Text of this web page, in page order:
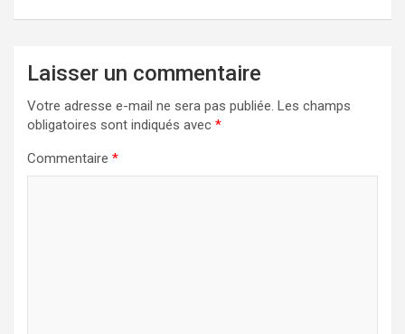
Laisser un commentaire
Votre adresse e-mail ne sera pas publiée. Les champs
obligatoires sont indiqués avec *
Commentaire *